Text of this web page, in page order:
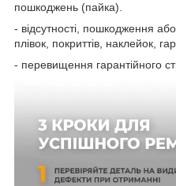
пошкоджень (пайка).
- відсутності, пошкодження
плівок, покриттів, наклейок,
- перевищення гарантійного